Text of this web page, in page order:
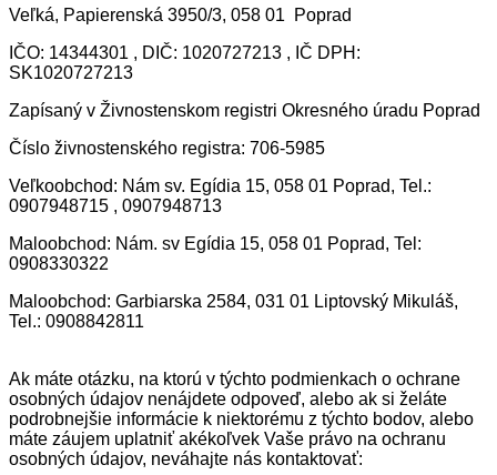
Veľká, Papierenská 3950/3, 058 01 Poprad
IČO: 14344301 , DIČ: 1020727213 , IČ DPH:
SK1020727213
Zapísaný v Živnostenskom registri Okresného úradu Poprad
Číslo živnostenského registra: 706-5985
Veľkoobchod: Nám sv. Egídia 15, 058 01 Poprad, Tel.:
0907948715 , 0907948713
Maloobchod: Nám. sv Egídia 15, 058 01 Poprad, Tel:
0908330322
Maloobchod: Garbiarska 2584, 031 01 Liptovský Mikuláš,
Tel.: 0908842811
Ak máte otázku, na ktorú v týchto podmienkach o ochrane
osobných údajov nenájdete odpoveď, alebo ak si želáte
podrobnejšie informácie k niektorému z týchto bodov, alebo
máte záujem uplatniť akékoľvek Vaše právo na ochranu
osobných údajov, neváhajte nás kontaktovať: